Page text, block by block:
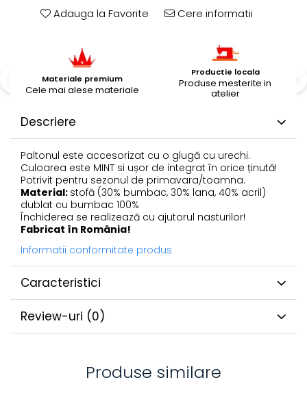
Adauga la Favorite Cere informatii
Materiale premium
Cele mai alese materiale
Productie locala
Produse mesterite in
atelier
Descriere
Paltonul este accesorizat cu o glugă cu urechi.
Culoarea este MINT si ușor de integrat în orice ținută!
Potrivit pentru sezonul de primavara/toamna.
Material: stofă (30% bumbac, 30% lana, 40% acril)
dublat cu bumbac 100%
Închiderea se realizează cu ajutorul nasturilor!
Fabricat în România!
Informatii conformitate produs
Caracteristici
Review-uri (0)
Produse similare